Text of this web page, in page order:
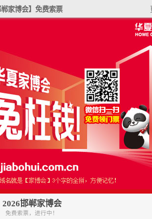
家博会】免费索票
2026邯郸家博会
免费索票，进行中！